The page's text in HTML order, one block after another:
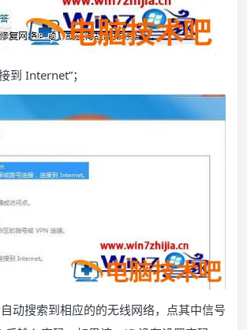
到 Internet”；
动搜索到相应的的无线网络，点其中信号